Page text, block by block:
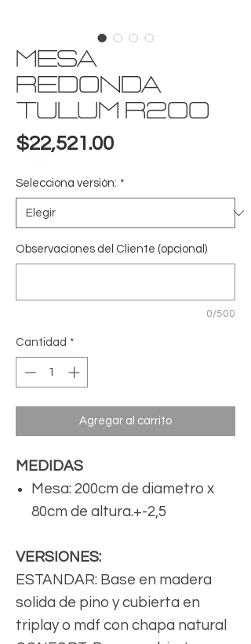
MESA
REDONDA
TULUM R200
$22,521.00Precio
Selecciona versión: *
Observaciones del Cliente (opcional)
0/500
Cantidad *
Agregar al carrito
MEDIDAS
Mesa: 200cm de diametro x
80cm de altura.+-2,5
VERSIONES:
ESTANDAR: Base en madera
solida de pino y cubierta en
triplay o mdf con chapa natural